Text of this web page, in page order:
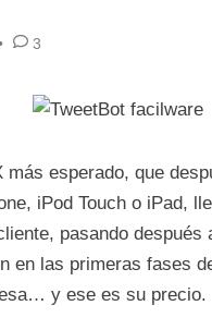
3
esperado, que
iPod Touch o iPad,
pasando
en las primeras fases
y ese es su precio.